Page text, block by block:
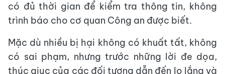
có đủ thời gian để kiểm tra thông tin, không
trình báo cho cơ quan Công an được biết.
Mặc dù nhiều bị hại không có khuất tất, không
có sai phạm, nhưng trước những lời đe dọa,
thúc giục của các đối tượng dẫn đến lo lắng và